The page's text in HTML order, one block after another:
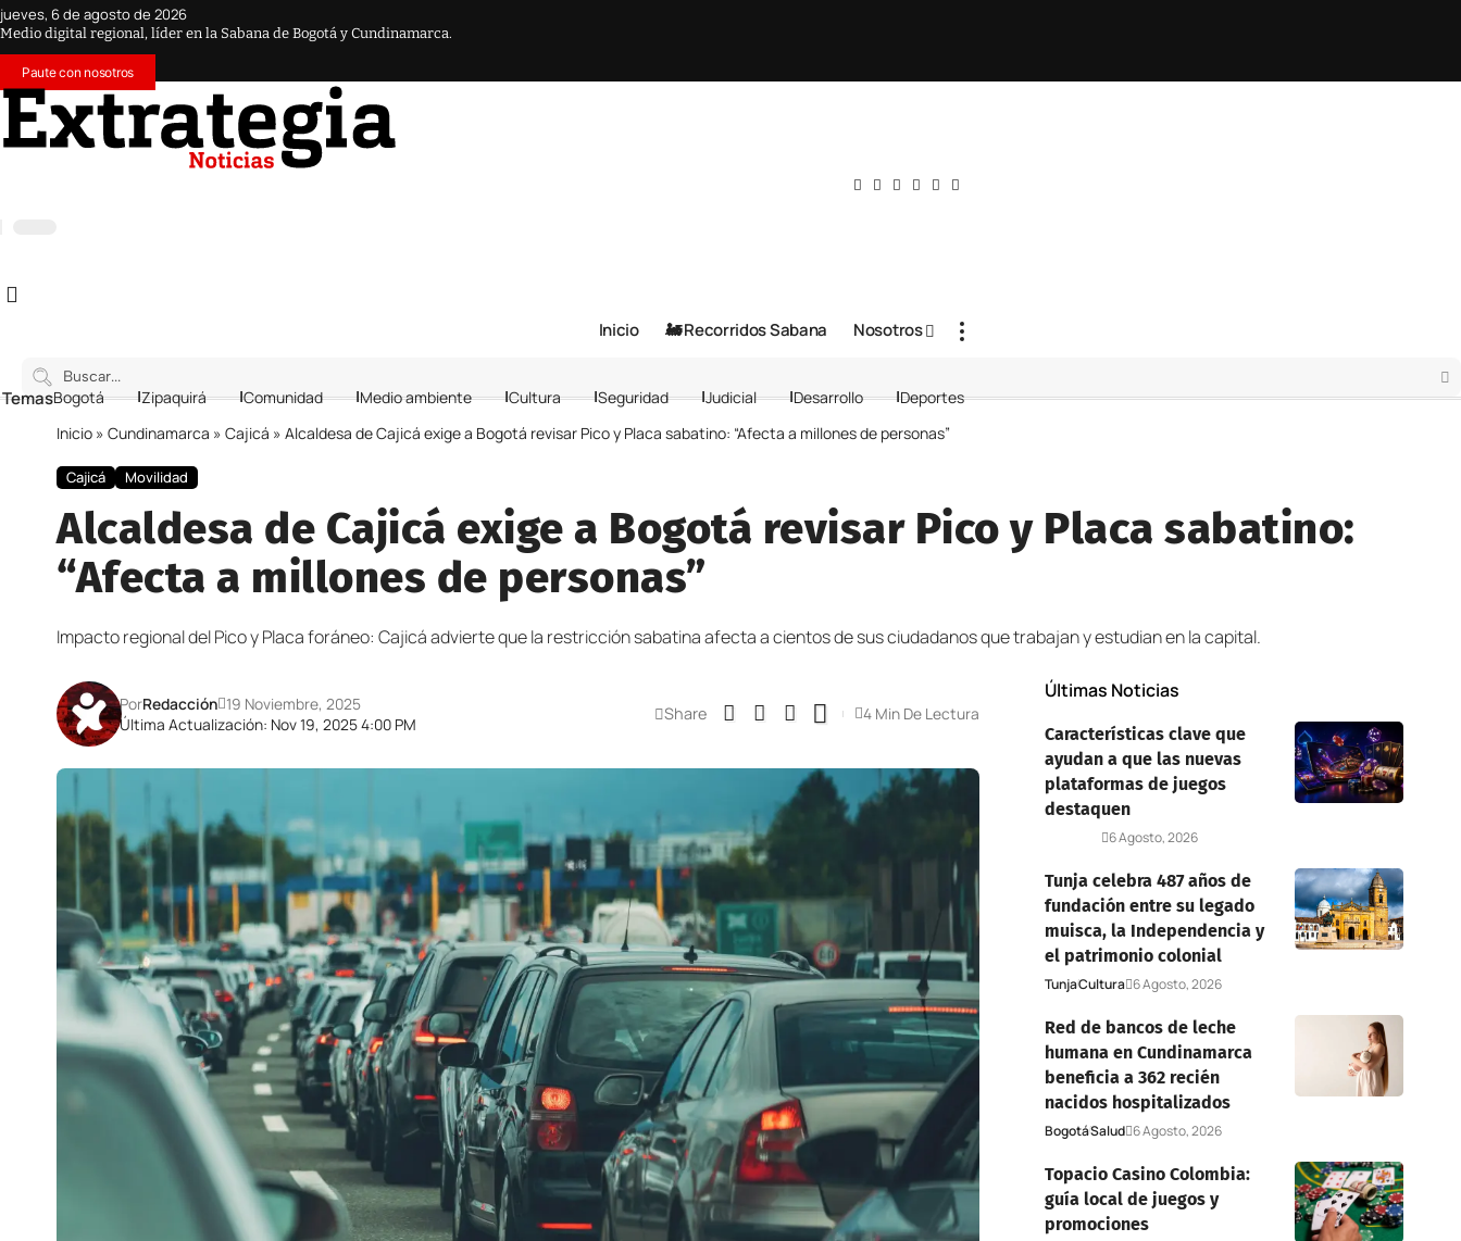
jueves, 6 de agosto de 2026
Medio digital regional, líder en la Sabana de Bogotá y Cundinamarca.
Paute con nosotros
Inicio 🚂 Recorridos Sabana Nosotros
Bogotá Zipaquirá Comunidad Medio ambiente Cultura Seguridad Judicial Desarrollo
Deportes
Inicio » Cundinamarca » Cajicá » Alcaldesa de Cajicá exige a Bogotá revisar Pico y Placa sabatino: “Afecta a millones de personas”
Cajicá Movilidad
Alcaldesa de Cajicá exige a Bogotá revisar Pico y Placa sabatino:
“Afecta a millones de personas”
Impacto regional del Pico y Placa foráneo: Cajicá advierte que la restricción sabatina afecta a cientos de sus ciudadanos que trabajan y estudian en la capital.
Última Actualización: Nov 19, 2025 4:00 PM
PorRedacción 19 Noviembre, 2025 Share 4 Min De Lectura
Últimas Noticias
Características clave que
ayudan a que las nuevas
plataformas de juegos
destaquen
6 Agosto, 2026
Tunja celebra 487 años de
fundación entre su legado
muisca, la Independencia y
el patrimonio colonial
TunjaCultura 6 Agosto, 2026
Red de bancos de leche
humana en Cundinamarca
beneficia a 362 recién
nacidos hospitalizados
BogotáSalud 6 Agosto, 2026
Topacio Casino Colombia:
guía local de juegos y
promociones